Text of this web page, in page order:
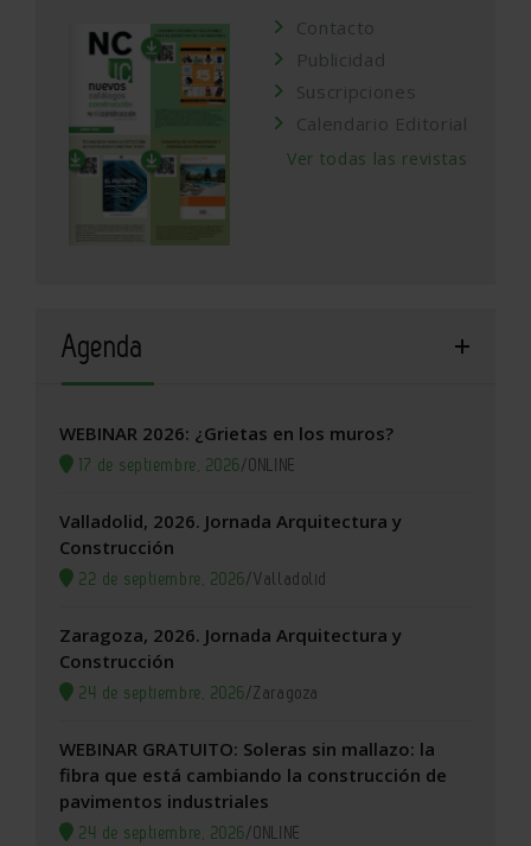
Contacto
Publicidad
Suscripciones
Calendario Editorial
Ver todas las revistas
Agenda
WEBINAR 2026: ¿Grietas en los muros?
17 de septiembre, 2026/ONLINE
Valladolid, 2026. Jornada Arquitectura y
Construcción
22 de septiembre, 2026/Valladolid
Zaragoza, 2026. Jornada Arquitectura y
Construcción
24 de septiembre, 2026/Zaragoza
WEBINAR GRATUITO: Soleras sin mallazo: la
fibra que está cambiando la construcción de
pavimentos industriales
24 de septiembre, 2026/ONLINE